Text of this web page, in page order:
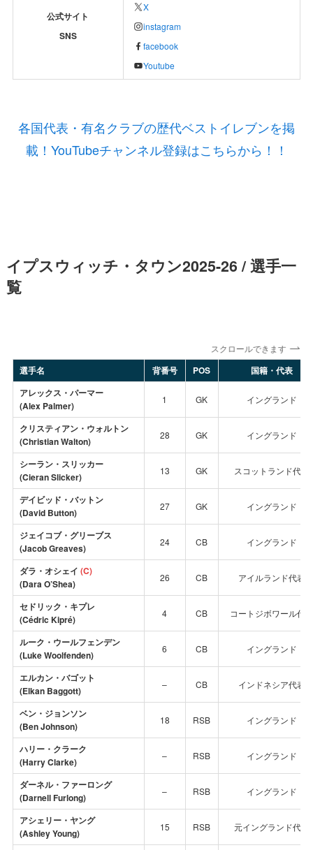
公式サイト
SNS
X
instagram
facebook
Youtube
各国代表・有名クラブの歴代ベストイレブンを掲
載！YouTubeチャンネル登録はこちらから！！
イプスウィッチ・タウン2025-26 / 選手一
覧
スクロールできます
選手名 背番号 POS
国籍・代表
アレックス・パーマー
(Alex Palmer)
1 GK イングランド
クリスティアン・ウォルトン
(Christian Walton)
28 GK イングランド
シーラン・スリッカー
(Cieran Slicker)
13 GK スコットランド代表
デイビッド・バットン
(David Button)
27 GK イングランド
ジェイコブ・グリーブス
(Jacob Greaves)
24 CB イングランド
ダラ・オシェイ (C)
(Dara O’Shea)
26 CB アイルランド代表
セドリック・キプレ
(Cédric Kipré)
4 CB コートジボワール代表
ルーク・ウールフェンデン
(Luke Woolfenden)
6 CB イングランド
エルカン・バゴット
(Elkan Baggott)
– CB インドネシア代表
ベン・ジョンソン
(Ben Johnson)
18 RSB イングランド
ハリー・クラーク
(Harry Clarke)
– RSB イングランド
ダーネル・ファーロング
(Darnell Furlong)
– RSB イングランド
アシェリー・ヤング
(Ashley Young)
15 RSB 元イングランド代表